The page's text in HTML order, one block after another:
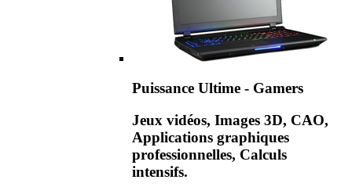
Puissance Ultime - Gamers
Jeux vidéos, Images 3D, CAO,
Applications graphiques
professionnelles, Calculs
intensifs.